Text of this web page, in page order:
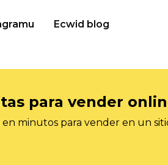
Ecwid blog
para vender
minutos para vender en un